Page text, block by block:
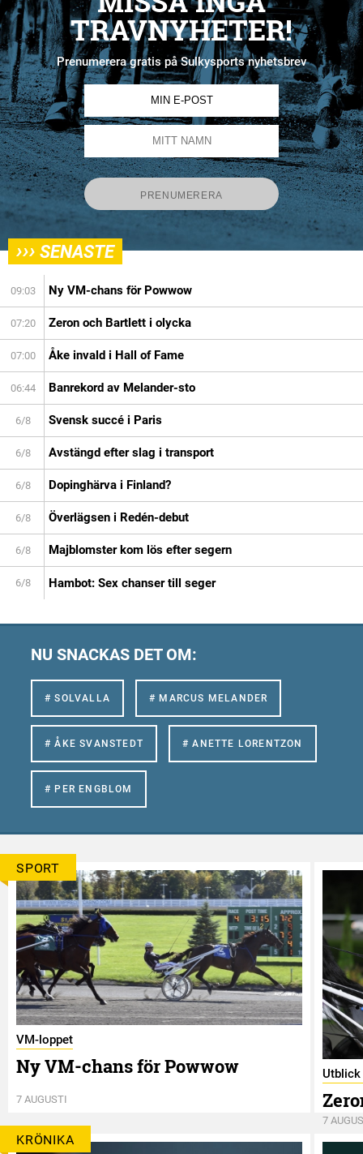
TRAVNYHETER!
Prenumerera gratis på Sulkysports nyhetsbrev
››› SENASTE
09:03 Ny VM-chans för Powwow
07:20 Zeron och Bartlett i olycka
07:00 Åke invald i Hall of Fame
06:44 Banrekord av Melander-sto
6/8 Svensk succé i Paris
6/8 Avstängd efter slag i transport
6/8 Dopinghärva i Finland?
6/8 Överlägsen i Redén-debut
6/8 Majblomster kom lös efter segern
6/8 Hambot: Sex chanser till seger
NU SNACKAS DET OM:
# SOLVALLA # MARCUS MELANDER
# ÅKE SVANSTEDT # ANETTE LORENTZON
# PER ENGBLOM
SPORT
VM-loppet
Ny VM-chans för Powwow
7 AUGUSTI
Utblick
7
KRÖNIKA